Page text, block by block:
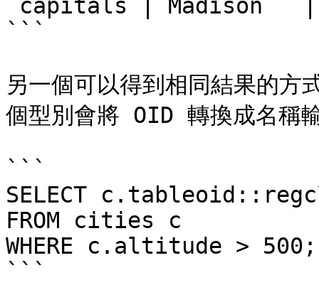
```
另一個可以得到相同結果的
個型別會將 OID 轉換成名稱
```
SELECT
FROM cities c
WHERE c.altitude > 500;
```